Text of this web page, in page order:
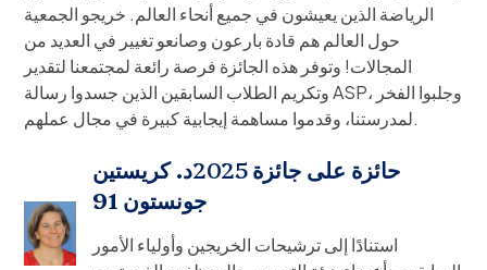
الرياضة الذين يعيشون في جميع أنحاء العالم. خريجو الجمعية
حول العالم هم قادة بارعون وصانعو تغيير في العديد من
المجالات! وتوفر هذه الجائزة فرصة رائعة لمجتمعنا لتقدير
وتكريم الطلاب السابقين الذين جسدوا رسالة ASP، وجلبوا الفخر
لمدرستنا، وقدموا مساهمة إيجابية كبيرة في مجال عملهم.
حائزة على جائزة‍2025
د. كريستين
جونستون 91
استنادًا إلى ترشيحات الخريجين وأولياء الأمور